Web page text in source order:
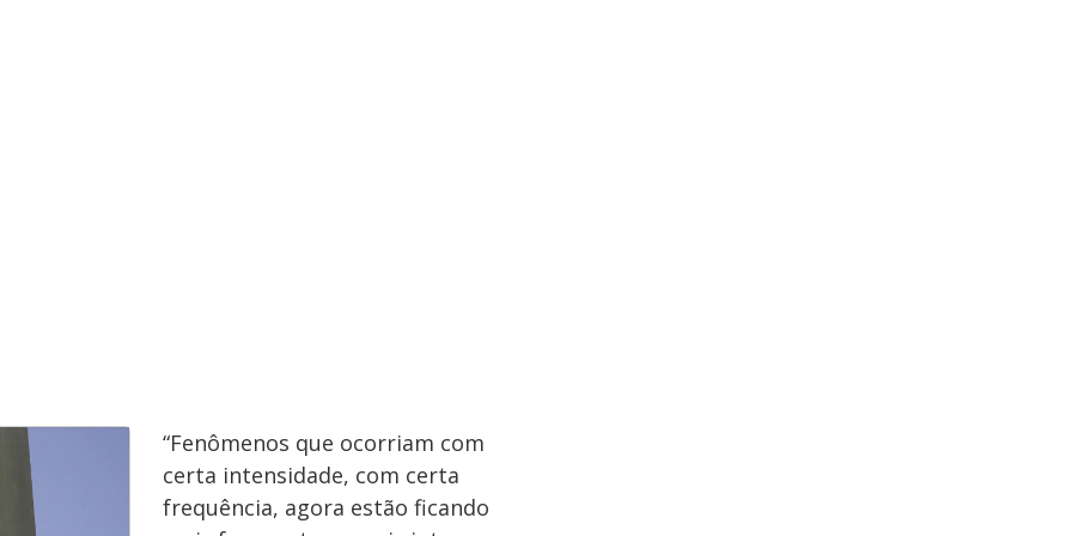
e
“Fenômenos que ocorriam com
certa intensidade, com certa
frequência, agora estão ficando